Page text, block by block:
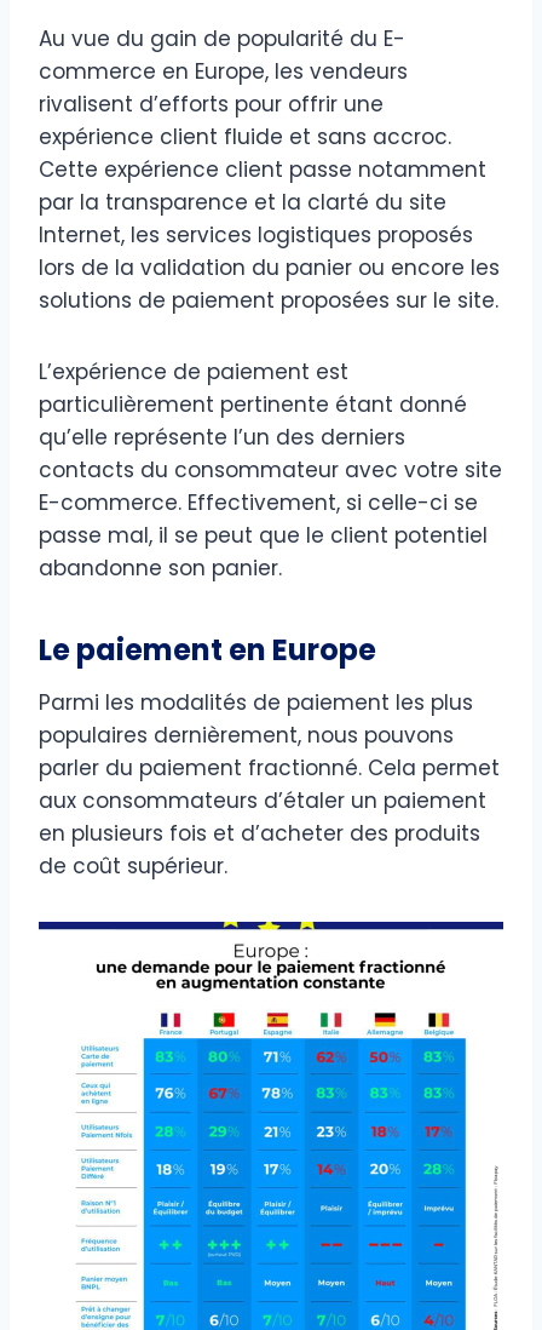
Au vue du gain de popularité du E-
commerce en Europe, les vendeurs
rivalisent d’efforts pour offrir une
expérience client fluide et sans accroc.
Cette expérience client passe notamment
par la transparence et la clarté du site
Internet, les services logistiques proposés
lors de la validation du panier ou encore les
solutions de paiement proposées sur le site.
L’expérience de paiement est
particulièrement pertinente étant donné
qu’elle représente l’un des derniers
contacts du consommateur avec votre site
E-commerce. Effectivement, si celle-ci se
passe mal, il se peut que le client potentiel
abandonne son panier.
Le paiement en Europe
Parmi les modalités de paiement les plus
populaires dernièrement, nous pouvons
parler du paiement fractionné. Cela permet
aux consommateurs d’étaler un paiement
en plusieurs fois et d’acheter des produits
de coût supérieur.